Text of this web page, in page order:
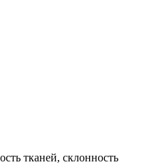
тканей, склонность